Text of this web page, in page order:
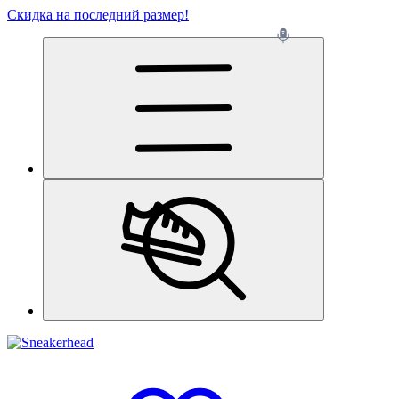
Скидка на последний размер!